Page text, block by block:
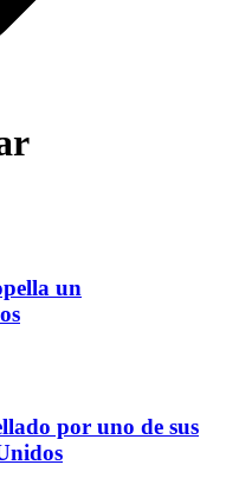
un
por uno de sus